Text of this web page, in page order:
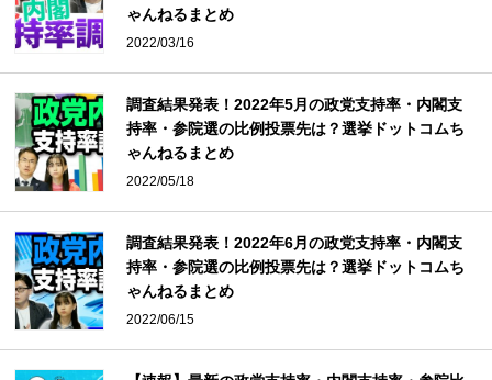
ゃんねるまとめ
2022/03/16
調査結果発表！2022年5月の政党支持率・内閣支
持率・参院選の比例投票先は？選挙ドットコムち
ゃんねるまとめ
2022/05/18
調査結果発表！2022年6月の政党支持率・内閣支
持率・参院選の比例投票先は？選挙ドットコムち
ゃんねるまとめ
2022/06/15